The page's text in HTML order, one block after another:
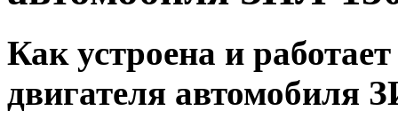
Как устроена и
двигателя автомобиля